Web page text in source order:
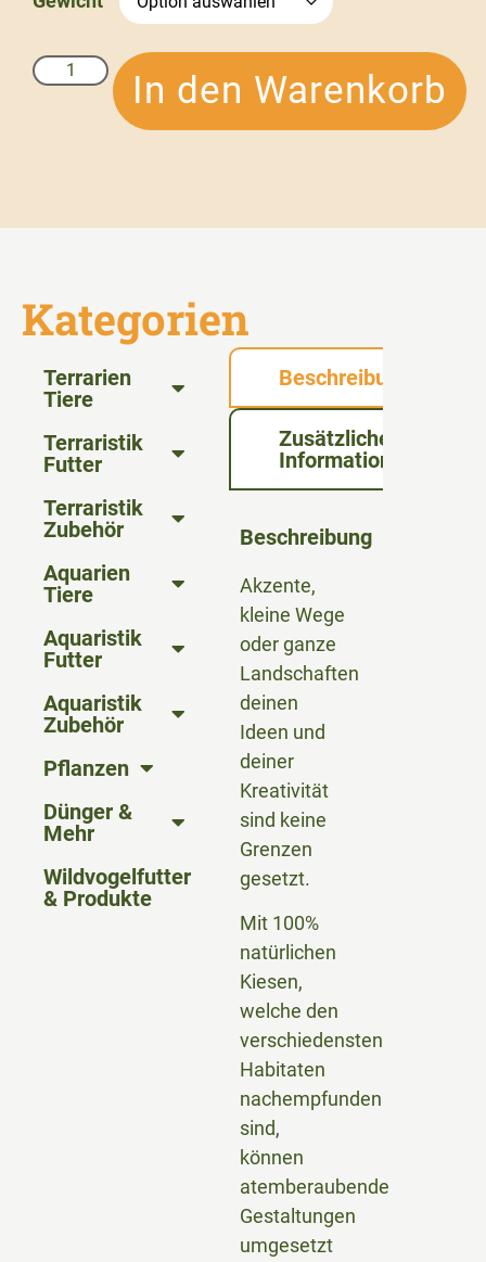
In den Warenkorb
Kategorien
Terrarien
Tiere
Terraristik
Futter
Terraristik
Zubehör
Aquarien
Tiere
Aquaristik
Futter
Aquaristik
Zubehör
Pflanzen
Dünger &
Mehr
Wildvogelfutter
& Produkte
Beschreibung
Zusätzliche
Informationen
Beschreibung
Akzente,
kleine Wege
oder ganze
Landschaften
deinen
Ideen und
deiner
Kreativität
sind keine
Grenzen
gesetzt.
Mit 100%
natürlichen
Kiesen,
welche den
verschiedensten
Habitaten
nachempfunden
sind,
können
atemberaubende
Gestaltungen
umgesetzt